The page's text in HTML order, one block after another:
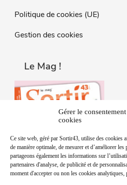
Gérer le
cookies
Ce site web, géré par Sortir43, utilise des cookies
de manière optimale, de mesurer et d’améliorer
partageons également les informations sur
partenaires d'analyse, de publicité et de
moment d'accepter ou non les cookies
Politique de cookies (UE)
Gestion des cookies
Le Mag !